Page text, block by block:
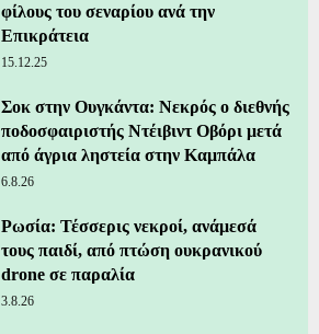
φίλους του σεναρίου ανά την
Επικράτεια
15.12.25
Σοκ στην Ουγκάντα: Νεκρός ο διεθνής
ποδοσφαιριστής Ντέιβιντ Οβόρι μετά
από άγρια ληστεία στην Καμπάλα
6.8.26
Ρωσία: Τέσσερις νεκροί, ανάμεσά
τους παιδί, από πτώση ουκρανικού
drone σε παραλία
3.8.26